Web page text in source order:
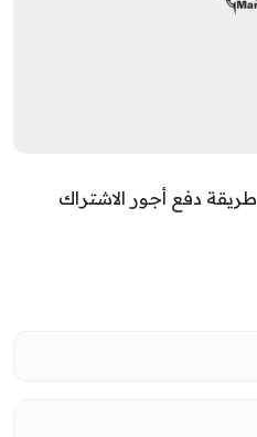
دفع أجور الاشتراك